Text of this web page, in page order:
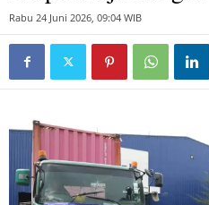
Rabu 24 Juni 2026, 09:04 WIB